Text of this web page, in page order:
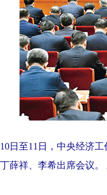
至11日，中央经济工
薛祥、李希出席会议